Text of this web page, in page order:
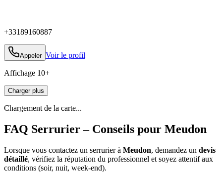
+33189160887
Appeler Voir le profil
Affichage 10+
Charger plus
Chargement de la carte...
FAQ Serrurier – Conseils pour Meudon
Lorsque vous contactez un serrurier à Meudon, demandez un devis
détaillé, vérifiez la réputation du professionnel et soyez attentif aux
conditions (soir, nuit, week‑end).